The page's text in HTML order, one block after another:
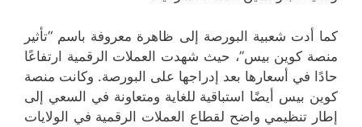
كما أدت شعبية البورصة إلى ظاهرة معروفة باسم “تأثير
منصة كوين بيس”، حيث شهدت العملات الرقمية ارتفاعًا
حادًا في أسعارها بعد إدراجها على البورصة. وكانت منصة
كوين بيس أيضًا استباقية للغاية ومتعاونة في السعي إلى
إطار تنظيمي واضح لقطاع العملات الرقمية في الولايات